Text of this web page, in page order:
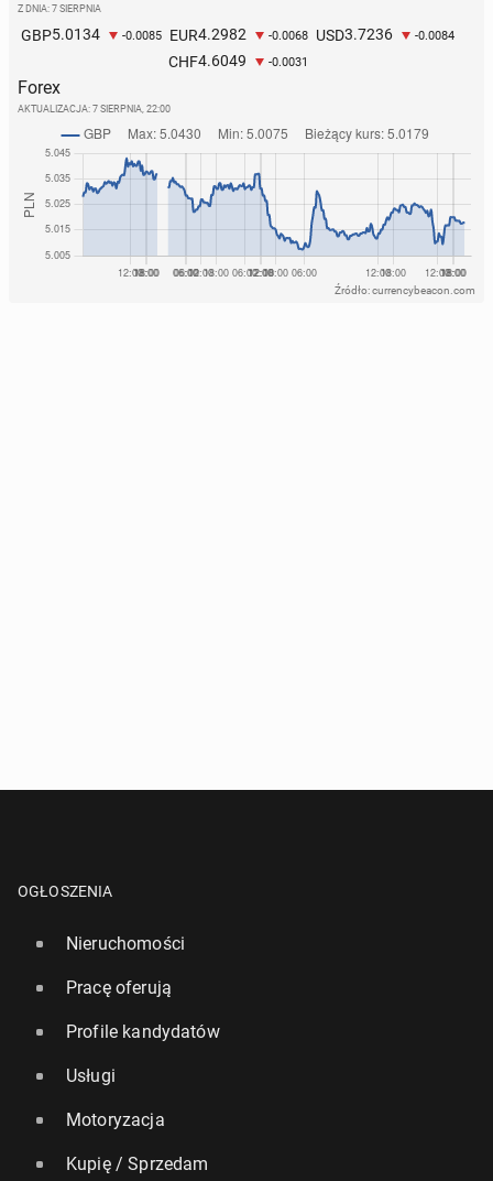
Z DNIA: 7 SIERPNIA
GBP5.0134 -0.0085 EUR4.2982 -0.0068 USD3.7236 -0.0084
CHF4.6049 -0.0031
Forex
AKTUALIZACJA: 7 SIERPNIA, 22:00
Źródło: currencybeacon.com
OGŁOSZENIA
Nieruchomości
Pracę oferują
Profile kandydatów
Usługi
Motoryzacja
Kupię / Sprzedam